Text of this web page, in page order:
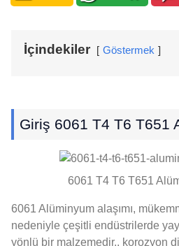
İçindekiler Göstermek
Giriş 6061 T4 T6 T651
6061 T4 T6 T651
6061 Alüminyum alaşımı,
nedeniyle çeşitli endüstrilerde
yönlü bir malzemedir., korozyon